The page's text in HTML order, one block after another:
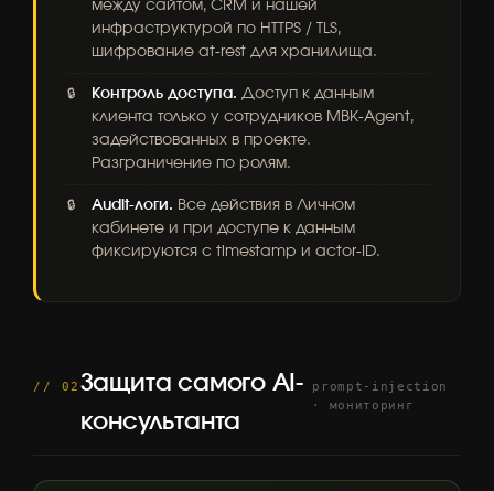
между сайтом, CRM и нашей
инфраструктурой по HTTPS / TLS,
шифрование at-rest для хранилища.
Контроль доступа. Доступ к данным
клиента только у сотрудников MBK-Agent,
задействованных в проекте.
Разграничение по ролям.
Audit-логи. Все действия в Личном
кабинете и при доступе к данным
фиксируются с timestamp и actor-ID.
// 02 Защита самого AI-
консультанта
prompt-injection
· мониторинг